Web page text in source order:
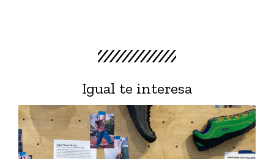
Igual te interesa